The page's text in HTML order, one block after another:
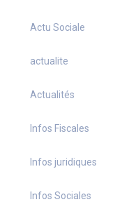
Actu Sociale
actualite
Actualités
Infos Fiscales
Infos juridiques
Infos Sociales